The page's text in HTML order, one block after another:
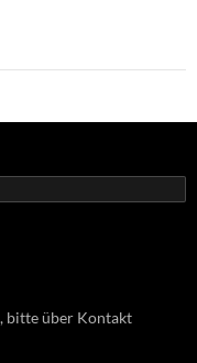
bitte über Kontakt